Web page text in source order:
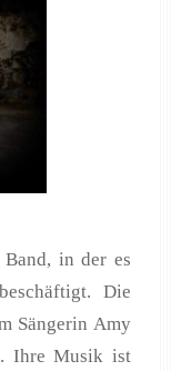
Band, in der es
Die
Sängerin Amy
Ihre Musik ist